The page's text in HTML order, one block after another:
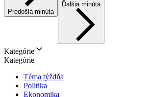
Predošlá minúta
Ďalšia minúta
Kategórie
Kategórie
Téma týždňa
Politika
Ekonomika